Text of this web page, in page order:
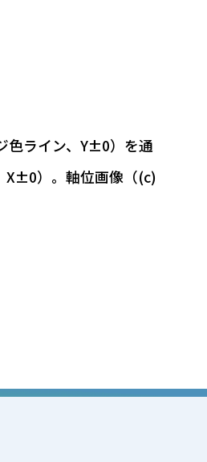
色ライン、Y±0）を通
X±0）。軸位画像（(c)